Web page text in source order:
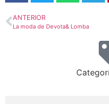
ANTERIOR
La moda de Devota& Lomba